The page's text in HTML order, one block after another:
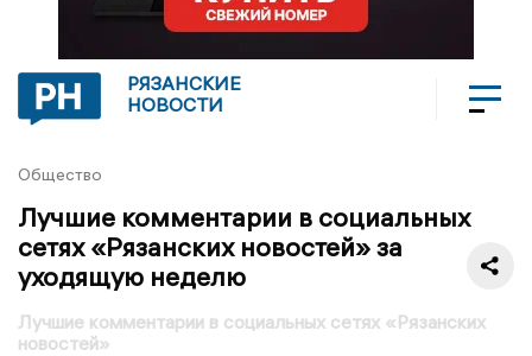
РЯЗАНСКИЕ
НОВОСТИ
Общество
Лучшие комментарии в социальных
сетях «Рязанских новостей» за
уходящую неделю
Лучшие комментарии в социальных сетях «Рязанских
новостей»